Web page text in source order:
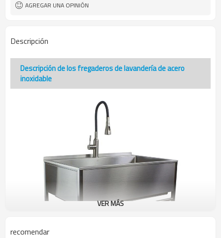
AGREGAR UNA OPINIÓN
Descripción
Descripción de los fregaderos de lavandería de acero
inoxidable
VER MÁS
recomendar